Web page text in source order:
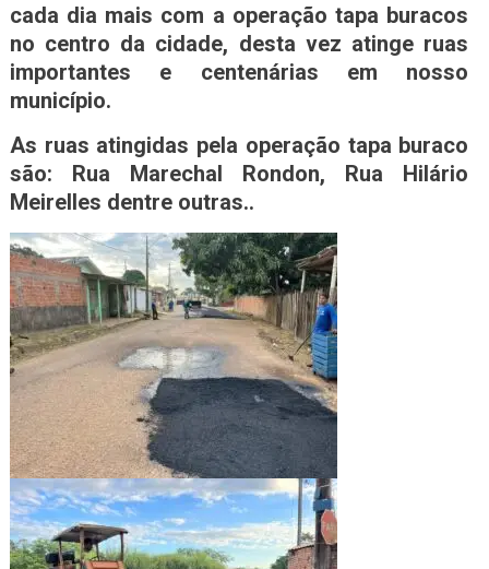
cada dia mais com a operação tapa buracos
no centro da cidade, desta vez atinge ruas
importantes e centenárias em nosso
município.
As ruas atingidas pela operação tapa buraco
são: Rua Marechal Rondon, Rua Hilário
Meirelles dentre outras..